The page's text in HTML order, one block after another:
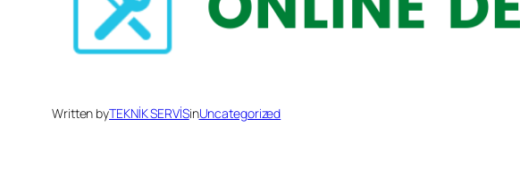
Written byTEKNİK SERVİSinUncategorized